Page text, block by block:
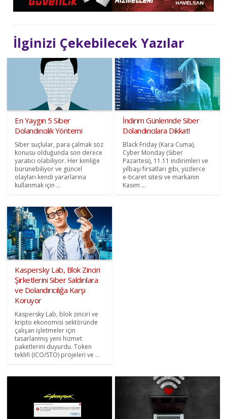
İlginizi Çekebilecek Yazılar
En Yaygın 5 Siber
Dolandırıcılık Yöntemi
Siber suçlular, para çalmak söz
konusu olduğunda son derece
yaratıcı olabiliyor. Her kimliğe
bürünebiliyor ve güncel
olayları kendi yararlarına
kullanmak için ...
İndirim Günlerinde Siber
Dolandırıcılara Dikkat!
Black Friday (Kara Cuma),
Cyber Monday (Siber
Pazartesi), 11.11 indirimleri ve
yılbaşı fırsatları gibi, yüzlerce
e-ticaret sitesi ve markanın
Kasım ...
Kaspersky Lab, Blok Zinciri
Şirketlerini Siber Saldırılara
ve Dolandırıcılığa Karşı
Koruyor
Kaspersky Lab, blok zinciri ve
kripto ekonomisi sektöründe
çalışan işletmeler için
tasarlanmış yeni hizmet
paketlerini duyurdu. Token
teklifi (ICO/STO) projeleri ve ...